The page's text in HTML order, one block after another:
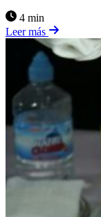
4 min
Leer más